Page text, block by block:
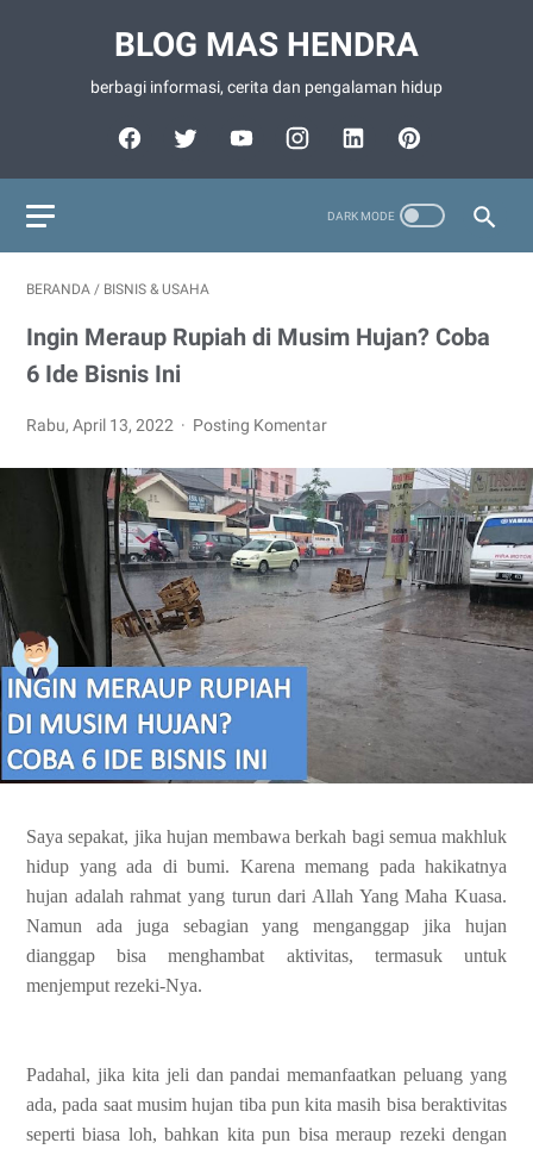
BLOG MAS HENDRA
berbagi informasi, cerita dan pengalaman hidup
BERANDA / BISNIS & USAHA
Ingin Meraup Rupiah di Musim Hujan? Coba
6 Ide Bisnis Ini
Rabu, April 13, 2022 Posting Komentar
Saya sepakat, jika hujan membawa berkah bagi semua makhluk
hidup yang ada di bumi. Karena memang pada hakikatnya
hujan adalah rahmat yang turun dari Allah Yang Maha Kuasa.
Namun ada juga sebagian yang menganggap jika hujan
dianggap bisa menghambat aktivitas, termasuk untuk
menjemput rezeki-Nya.
Padahal, jika kita jeli dan pandai memanfaatkan peluang yang
ada, pada saat musim hujan tiba pun kita masih bisa beraktivitas
seperti biasa loh, bahkan kita pun bisa meraup rezeki dengan